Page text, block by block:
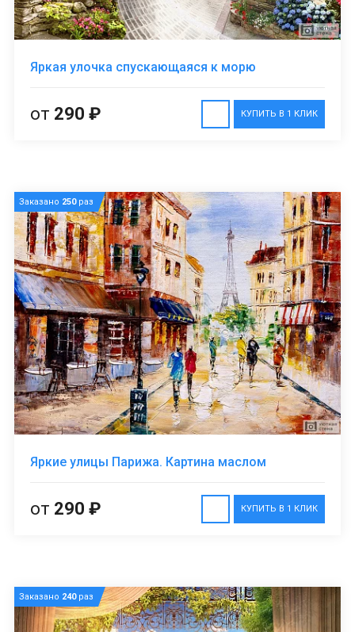
Яркая улочка спускающаяся к морю
КУПИТЬ В 1 КЛИК
от 290 ₽
Заказано 250раз
Яркие улицы Парижа. Картина маслом
КУПИТЬ В 1 КЛИК
от 290 ₽
Заказано 240раз